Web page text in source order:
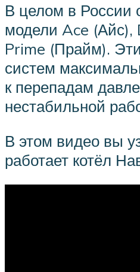
В целом в России
модели Ace (Айс),
Prime (Прайм).
систем
к перепадам
нестабильной
В этом видео вы
работает котёл